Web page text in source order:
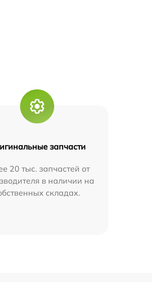
запчасти
20 тыс. запчастей от
в наличии на
складах.